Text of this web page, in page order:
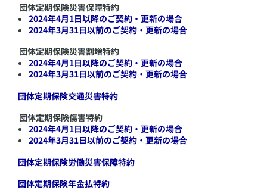
団体定期保険災害保障特約
2024年4月1日以降のご契約・更新の場合
2024年3月31日以前のご契約・更新の場合
団体定期保険災害割増特約
2024年4月1日以降のご契約・更新の場合
2024年3月31日以前のご契約・更新の場合
​団体定期保険交通災害特約
団体定期保険傷害特約
2024年4月1日以降のご契約・更新の場合
2024年3月31日以前のご契約・更新の場合
​団体定期保険労働災害保障特約
​団体定期保険年金払特約